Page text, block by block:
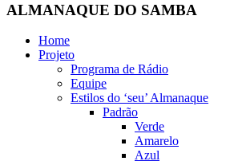
ALMANAQUE DO SAMBA
Home
Projeto
Programa de Rádio
Equipe
Estilos do ‘seu’ Almanaque
Padrão
Verde
Amarelo
Azul